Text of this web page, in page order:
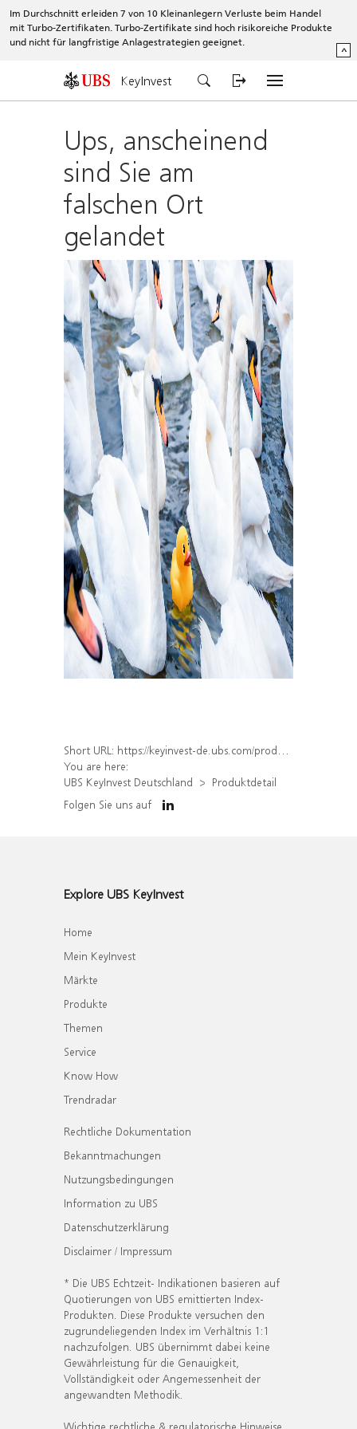
Im Durchschnitt erleiden 7 von 10 Kleinanlegern Verluste beim Handel
mit Turbo-Zertifikaten. Turbo-Zertifikate sind hoch risikoreiche Produkte
und nicht für langfristige Anlagestrategien geeignet.
^
KeyInvest
Ups, anscheinend
sind Sie am
falschen Ort
gelandet
Short URL: https://keyinvest-de.ubs.com/produkt/detail/index/isin/DE000WA4BGT8
You are here:
UBS KeyInvest Deutschland
Produktdetail
Folgen Sie uns auf
Explore UBS KeyInvest
Home
Mein KeyInvest
Märkte
Produkte
Themen
Service
Know How
Trendradar
Rechtliche Dokumentation
Bekanntmachungen
Nutzungsbedingungen
Information zu UBS
Datenschutzerklärung
Disclaimer / Impressum
* Die UBS Echtzeit- Indikationen basieren auf
Quotierungen von UBS emittierten Index-
Produkten. Diese Produkte versuchen den
zugrundeliegenden Index im Verhältnis 1:1
nachzufolgen. UBS übernimmt dabei keine
Gewährleistung für die Genauigkeit,
Vollständigkeit oder Angemessenheit der
angewandten Methodik.